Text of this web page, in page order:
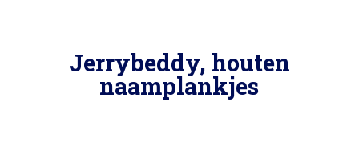
Jerrybeddy, houten
naamplankjes